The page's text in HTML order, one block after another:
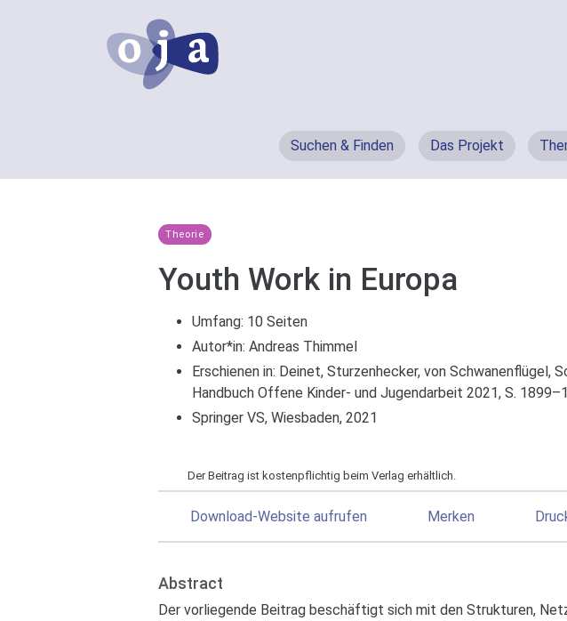
Suchen & Finden Das Projekt
Theorie
Youth Work in Europa
Umfang: 10 Seiten
Autor*in: Andreas Thimmel
Erschienen in: Deinet, Sturzenhecker, von Schwanenflügel,
Handbuch Offene Kinder- und Jugendarbeit 2021, S.
Springer VS, Wiesbaden, 2021
Der Beitrag ist kostenpflichtig beim Verlag erhältlich.
Download-Website aufrufen Merken
Abstract
Der vorliegende Beitrag beschäftigt sich mit den Strukturen,